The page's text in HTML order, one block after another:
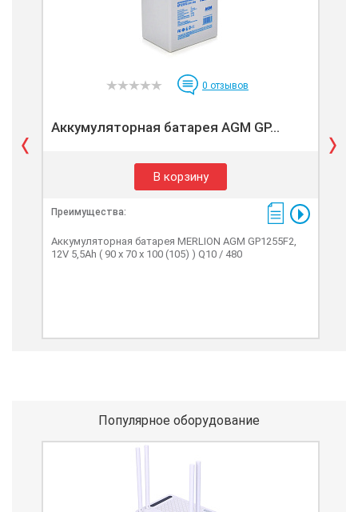
0 отзывов
Аккумуляторная батарея AGM GP...
В корзину
Преимущества:
Аккумуляторная батарея MERLION AGM GP1255F2,
12V 5,5Ah ( 90 х 70 х 100 (105) ) Q10 / 480
Популярное оборудование